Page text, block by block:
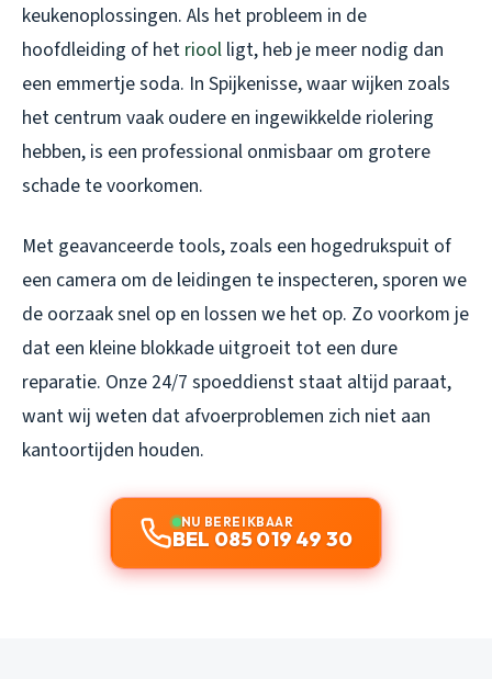
keukenoplossingen. Als het probleem in de
hoofdleiding of het riool ligt, heb je meer nodig dan
een emmertje soda. In Spijkenisse, waar wijken zoals
het centrum vaak oudere en ingewikkelde riolering
hebben, is een professional onmisbaar om grotere
schade te voorkomen.
Met geavanceerde tools, zoals een hogedrukspuit of
een camera om de leidingen te inspecteren, sporen we
de oorzaak snel op en lossen we het op. Zo voorkom je
dat een kleine blokkade uitgroeit tot een dure
reparatie. Onze 24/7 spoeddienst staat altijd paraat,
want wij weten dat afvoerproblemen zich niet aan
kantoortijden houden.
NU BEREIKBAAR
BEL 085 019 49 30